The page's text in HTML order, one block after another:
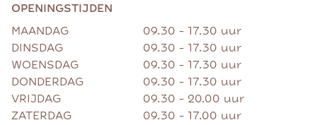
OPENINGSTIJDEN
MAANDAG
09.30 - 17.30 uur
DINSDAG
09.30 - 17.30 uur
WOENSDAG
09.30 - 17.30 uur
DONDERDAG
09.30 - 17.30 uur
VRIJDAG
09.30 - 20.00 uur
ZATERDAG
09.30 - 17.00 uur